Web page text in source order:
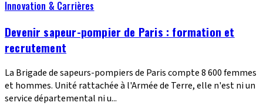
Innovation & Carrières
Devenir sapeur-pompier de Paris : formation et
recrutement
La Brigade de sapeurs-pompiers de Paris compte 8 600 femmes
et hommes. Unité rattachée à l'Armée de Terre, elle n'est ni un
service départemental ni u...